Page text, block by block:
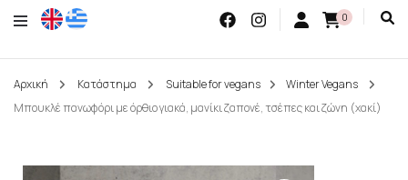
0
Αρχική Κατάστημα Suitable for vegans
Winter Vegans
Μπουκλέ πανωφόρι με όρθιο γιακά, μανίκι ζαπονέ, τσέπες και ζώνη (χακί)